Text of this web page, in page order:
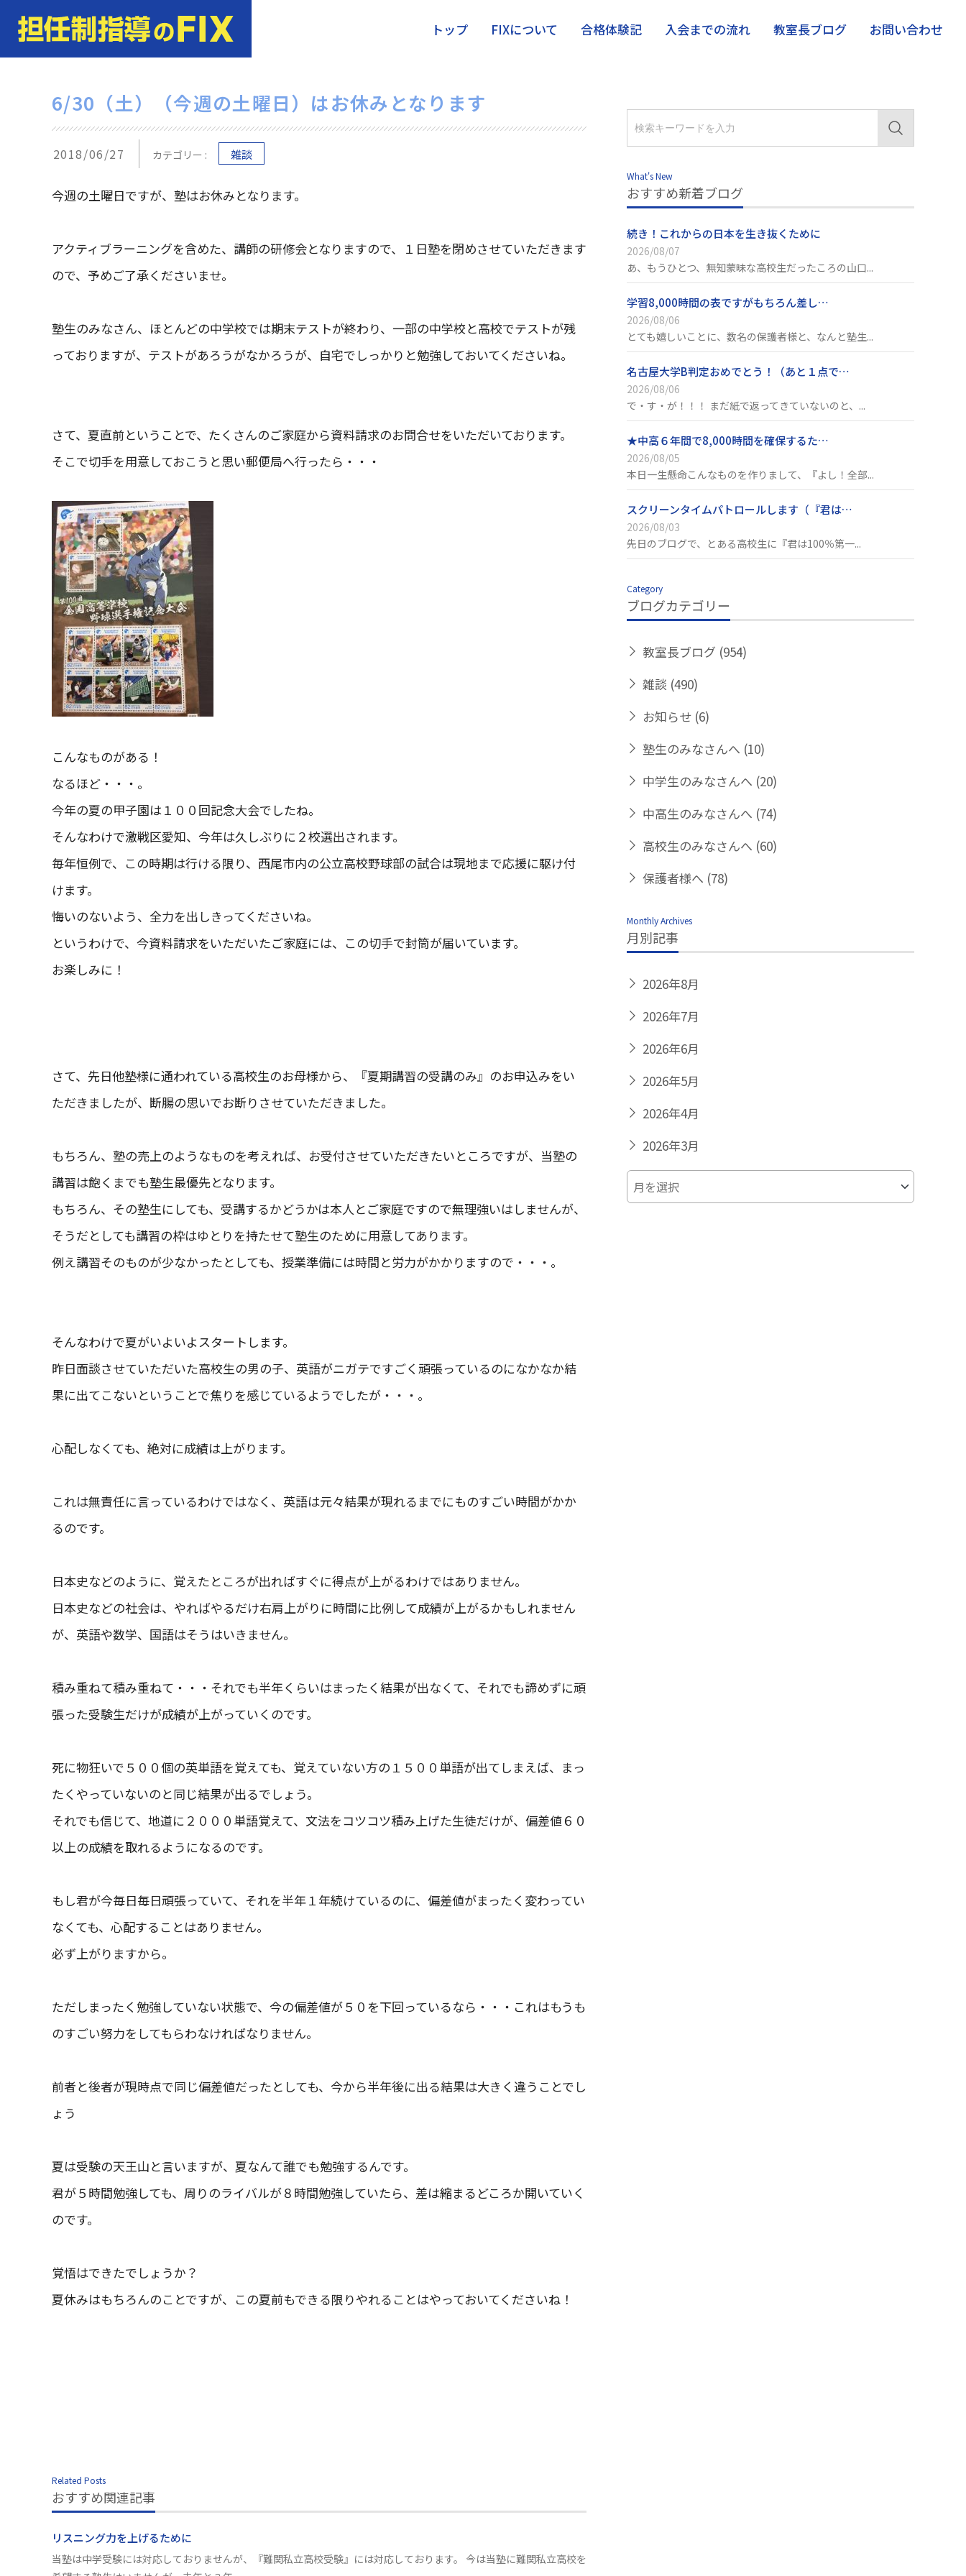
トップ FIXについて 合格体験記 入会までの流れ 教室長ブログ お問い合わせ
6/30（土）（今週の土曜日）はお休みとなります
2018/06/27 カテゴリー : 雑談
今週の土曜日ですが、塾はお休みとなります。
アクティブラーニングを含めた、講師の研修会となりますので、１日塾を閉めさせていただきます
ので、予めご了承くださいませ。
塾生のみなさん、ほとんどの中学校では期末テストが終わり、一部の中学校と高校でテストが残
っておりますが、テストがあろうがなかろうが、自宅でしっかりと勉強しておいてくださいね。
さて、夏直前ということで、たくさんのご家庭から資料請求のお問合せをいただいております。
そこで切手を用意しておこうと思い郵便局へ行ったら・・・
こんなものがある！
なるほど・・・。
今年の夏の甲子園は１００回記念大会でしたね。
そんなわけで激戦区愛知、今年は久しぶりに２校選出されます。
毎年恒例で、この時期は行ける限り、西尾市内の公立高校野球部の試合は現地まで応援に駆け付
けます。
悔いのないよう、全力を出しきってくださいね。
というわけで、今資料請求をいただいたご家庭には、この切手で封筒が届いています。
お楽しみに！
さて、先日他塾様に通われている高校生のお母様から、『夏期講習の受講のみ』のお申込みをい
ただきましたが、断腸の思いでお断りさせていただきました。
もちろん、塾の売上のようなものを考えれば、お受付させていただきたいところですが、当塾の
講習は飽くまでも塾生最優先となります。
もちろん、その塾生にしても、受講するかどうかは本人とご家庭ですので無理強いはしませんが、
そうだとしても講習の枠はゆとりを持たせて塾生のために用意してあります。
例え講習そのものが少なかったとしても、授業準備には時間と労力がかかりますので・・・。
そんなわけで夏がいよいよスタートします。
昨日面談させていただいた高校生の男の子、英語がニガテですごく頑張っているのになかなか結
果に出てこないということで焦りを感じているようでしたが・・・。
心配しなくても、絶対に成績は上がります。
これは無責任に言っているわけではなく、英語は元々結果が現れるまでにものすごい時間がかか
るのです。
日本史などのように、覚えたところが出ればすぐに得点が上がるわけではありません。
日本史などの社会は、やればやるだけ右肩上がりに時間に比例して成績が上がるかもしれません
が、英語や数学、国語はそうはいきません。
積み重ねて積み重ねて・・・それでも半年くらいはまったく結果が出なくて、それでも諦めずに頑
張った受験生だけが成績が上がっていくのです。
死に物狂いで５００個の英単語を覚えても、覚えていない方の１５００単語が出てしまえば、まっ
たくやっていないのと同じ結果が出るでしょう。
それでも信じて、地道に２０００単語覚えて、文法をコツコツ積み上げた生徒だけが、偏差値６０
以上の成績を取れるようになるのです。
もし君が今毎日毎日頑張っていて、それを半年１年続けているのに、偏差値がまったく変わってい
なくても、心配することはありません。
必ず上がりますから。
ただしまったく勉強していない状態で、今の偏差値が５０を下回っているなら・・・これはもうも
のすごい努力をしてもらわなければなりません。
前者と後者が現時点で同じ偏差値だったとしても、今から半年後に出る結果は大きく違うことでし
ょう
夏は受験の天王山と言いますが、夏なんて誰でも勉強するんです。
君が５時間勉強しても、周りのライバルが８時間勉強していたら、差は縮まるどころか開いていく
のです。
覚悟はできたでしょうか？
夏休みはもちろんのことですが、この夏前もできる限りやれることはやっておいてくださいね！
Related Posts
おすすめ関連記事
リスニング力を上げるために
当塾は中学受験には対応しておりませんが、『難関私立高校受験』には対応しております。 今は当塾に難関私立高校を
What's New
おすすめ新着ブログ
続き！これからの日本を生き抜くために
2026/08/07
あ、もうひとつ、無知蒙昧な高校生だったころの山口...
学習8,000時間の表ですがもちろん差し…
2026/08/06
とても嬉しいことに、数名の保護者様と、なんと塾生...
名古屋大学B判定おめでとう！（あと１点で…
2026/08/06
で・す・が！！！ まだ紙で返ってきていないのと、...
★中高６年間で8,000時間を確保するた…
2026/08/05
本日一生懸命こんなものを作りまして、『よし！全部...
スクリーンタイムパトロールします（『君は…
2026/08/03
先日のブログで、とある高校生に『君は100％第一...
Category
ブログカテゴリー
教室長ブログ (954)
雑談 (490)
お知らせ (6)
塾生のみなさんへ (10)
中学生のみなさんへ (20)
中高生のみなさんへ (74)
高校生のみなさんへ (60)
保護者様へ (78)
Monthly Archives
月別記事
2026年8月
2026年7月
2026年6月
2026年5月
2026年4月
2026年3月